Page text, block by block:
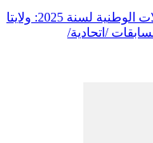
ألعاب القوى/ أماكن إجراء البطولات الوطنية لسنة 2025: ولايتا
/اتحادية/